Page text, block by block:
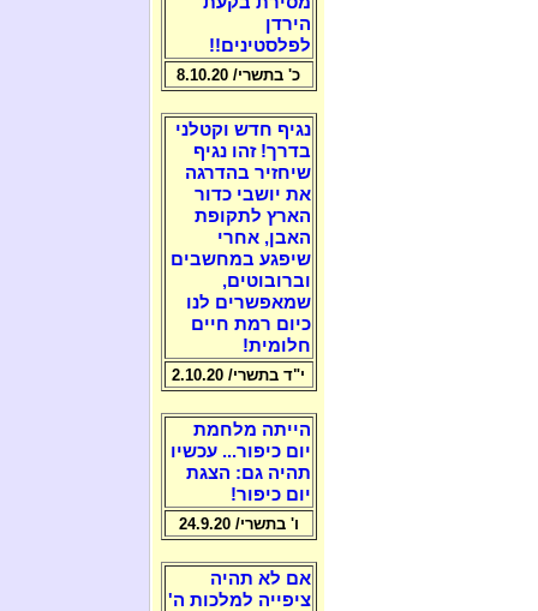
הירדן
לפלסטינים!!
כ' בתשרי/ 8.10.20
נגיף חדש וקטלני
בדרך! זהו נגיף
שיחזיר בהדרגה
את יושבי כדור
הארץ לתקופת
האבן, אחרי
שיפגע במחשבים
וברובוטים,
שמאפשרים לנו
כיום רמת חיים
חלומית!
י"ד בתשרי/ 2.10.20
הייתה מלחמת
יום כיפור... עכשיו
תהיה גם: הצגת
יום כיפור!
ו' בתשרי/ 24.9.20
אם לא תהיה
ציפייה למלכות ה'